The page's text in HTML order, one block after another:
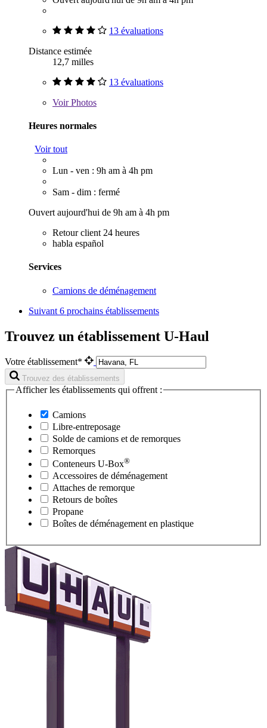
13 évaluations
Distance estimée
12,7 milles
13 évaluations
VoirPhotos
Heures normales
Voir tout
Lun - ven : 9h am à 4h pm
Sam - dim : fermé
Ouvert aujourd'hui de 9h am à 4h pm
Retour client 24 heures
habla español
Services
Camions de déménagement
Suivant 6 prochains établissements
Trouvez un établissement U-Haul
Votre établissement*
Trouvez des établissements
Afficher les établissements qui offrent :
Camions
Libre-entreposage
Solde de camions et de remorques
Remorques
Conteneurs U-Box®
Accessoires de déménagement
Attaches de remorque
Retours de boîtes
Propane
Boîtes de déménagement en plastique